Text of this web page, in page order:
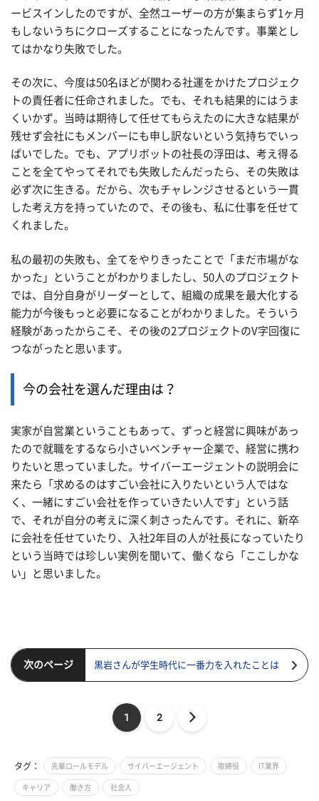
ービスインしたのですが、全然ユーザーの方が集まらず1ヶ月
もしないうちにクローズすることになったんです。事業とし
てはかなり失敗でした。
その次に、今度は50名ほどが関わる社運をかけたプロジェク
トの責任者に任命されました。でも、それも結果的にはうま
くいかず。当時は期待して任せてもらえたのに大きな結果が
残せず会社にもメンバーにも申し訳ないという気持ちでいっ
ぱいでした。でも、アプリボットの社長の浮田は、考え得る
ことを全てやってそれでも失敗したんだったら、その失敗は
必ず次に生きる。だから、次もチャレンジさせるという一貫
した考え方を持っていたので、その後も、私に仕事を任せて
くれました。
私の最初の失敗も、全てをやりきったことで「まだ市場がな
かった」ということがわかりましたし、50人のプロジェクト
では、自分自身がリーダーとして、組織の成果を最大化する
能力が今後もっと必要になることがわかりました。そういう
経験があったからこそ、その後の2プロジェクトのV字回復に
つながったと思います。
今の会社を選んだ理由は？
実家が自営業ということもあって、ずっと経営に興味があっ
たので就職をするなら小さいベンチャー企業で、経営に携わ
りたいと思っていました。サイバーエージェントの説明会に
来たら「求めるのはすごい会社に入りたいという人ではな
く、一緒にすごい会社を作っていきたい人です」という話
で、それが自分の考えに深く刺さったんです。それに、新卒
に会社を任せていたり、入社2年目の人が社長になっていたり
という当時では珍しい実例を聞いて、働くなら「ここしかな
い」と思いました。
次のページ 黒岩さんが学生時代に一番力を入れたことは
1 2
タグ： 先輩ロールモデル サイバーエージェント 取締役 IT業界
キャリア 働き方 社会人